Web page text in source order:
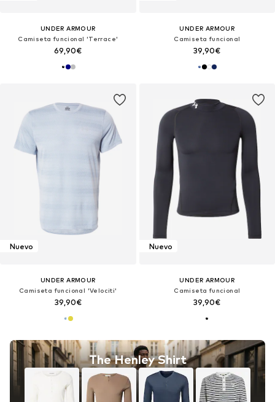
UNDER ARMOUR
Camiseta funcional 'Terrace'
69,90€
UNDER ARMOUR
Camiseta funcional
39,90€
Nuevo
UNDER ARMOUR
Camiseta funcional 'Velociti'
39,90€
The Henley Shirt
Nuevo
UNDER ARMOUR
Camiseta funcional
39,90€